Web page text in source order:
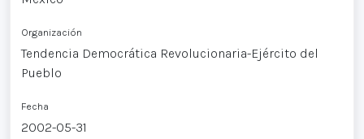
Organización
Tendencia Democrática Revolucionaria-Ejército del
Pueblo
Fecha
2002-05-31